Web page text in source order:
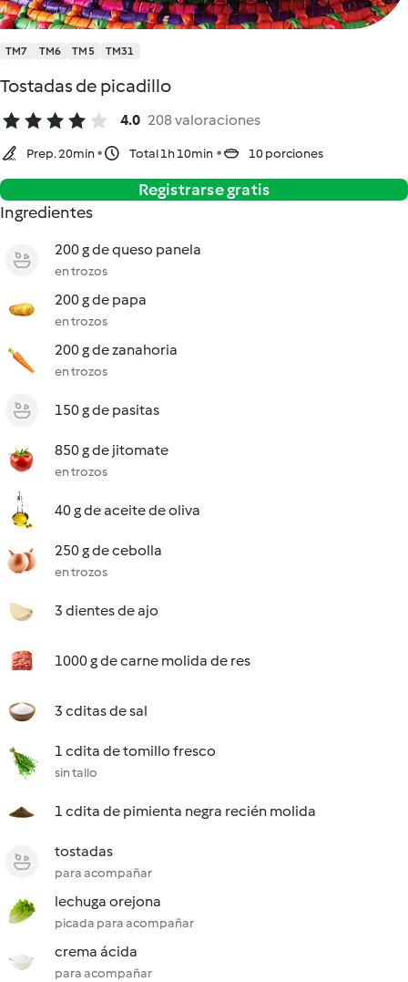
TM7 TM6 TM5 TM31
Tostadas de picadillo
4.0 208 valoraciones
Prep. 20min Total 1h 10min 10 porciones
Registrarse gratis
Ingredientes
200 g de queso panela
en trozos
200 g de papa
en trozos
200 g de zanahoria
en trozos
150 g de pasitas
850 g de jitomate
en trozos
40 g de aceite de oliva
250 g de cebolla
en trozos
3 dientes de ajo
1000 g de carne molida de res
3 cditas de sal
1 cdita de tomillo fresco
sin tallo
1 cdita de pimienta negra recién molida
tostadas
para acompañar
lechuga orejona
picada para acompañar
crema ácida
para acompañar